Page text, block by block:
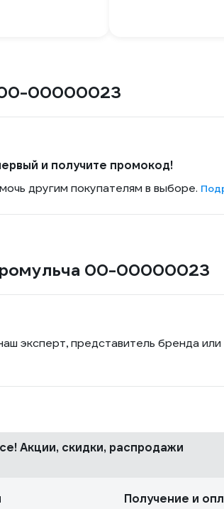
00000023
и получите промокод!
другим покупателям в выборе.
00-00000023
эксперт, представитель бренда или
Акции, скидки, распродажи
Получение и